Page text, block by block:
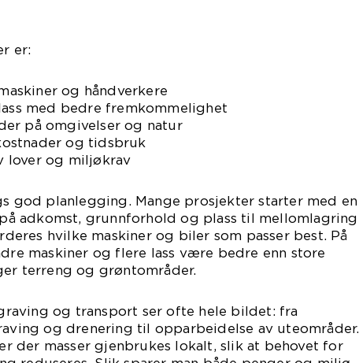
er:
og håndverkere
med bedre fremkommelighet
på omgivelser og natur
og tidsbruk
lover og miljøkrav
god planlegging. Mange prosjekter starter med en
adkomst, grunnforhold og plass til mellomlagring
hvilke maskiner og biler som passer best. På
maskiner og flere lass være bedre enn store
terreng og grøntområder.
og transport ser ofte hele bildet: fra
og drenering til opparbeidelse av uteområder.
der masser gjenbrukes lokalt, slik at behovet for